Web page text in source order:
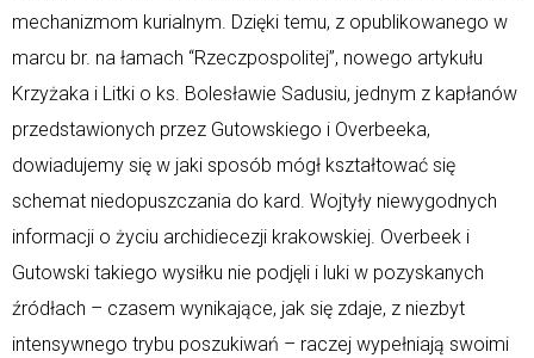
mechanizmom kurialnym. Dzięki temu, z opublikowanego w
marcu br. na łamach “Rzeczpospolitej”, nowego artykułu
Krzyżaka i Litki o ks. Bolesławie Sadusiu, jednym z kapłanów
przedstawionych przez Gutowskiego i Overbeeka,
dowiadujemy się w jaki sposób mógł kształtować się
schemat niedopuszczania do kard. Wojtyły niewygodnych
informacji o życiu archidiecezji krakowskiej. Overbeek i
Gutowski takiego wysiłku nie podjęli i luki w pozyskanych
źródłach – czasem wynikające, jak się zdaje, z niezbyt
intensywnego trybu poszukiwań – raczej wypełniają swoimi